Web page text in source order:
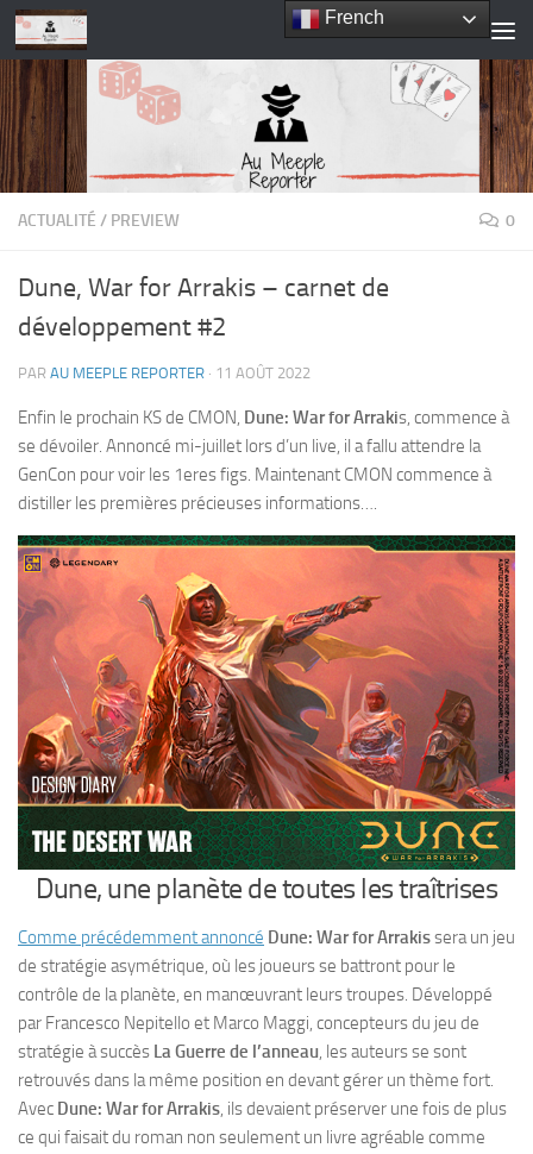
Skip to content
ACTUALITÉ / PREVIEW 0
Dune, War for Arrakis – carnet de
développement #2
PAR AU MEEPLE REPORTER · 11 AOÛT 2022
Enfin le prochain KS de CMON, Dune: War for Arrakis, commence à
se dévoiler. Annoncé mi-juillet lors d’un live, il a fallu attendre la
GenCon pour voir les 1eres figs. Maintenant CMON commence à
distiller les premières précieuses informations….
Dune, une planète de toutes les traîtrises
Comme précédemment annoncé Dune: War for Arrakissera un jeu
de stratégie asymétrique, où les joueurs se battront pour le
contrôle de la planète, en manœuvrant leurs troupes. Développé
par Francesco Nepitello et Marco Maggi, concepteurs du jeu de
stratégie à succès La Guerre de l’anneau, les auteurs se sont
retrouvés dans la même position en devant gérer un thème fort.
Avec Dune: War for Arrakis, ils devaient préserver une fois de plus
ce qui faisait du roman non seulement un livre agréable comme
French